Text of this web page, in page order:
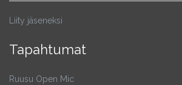
Liity jäseneksi
Tapahtumat
Ruusu Open Mic